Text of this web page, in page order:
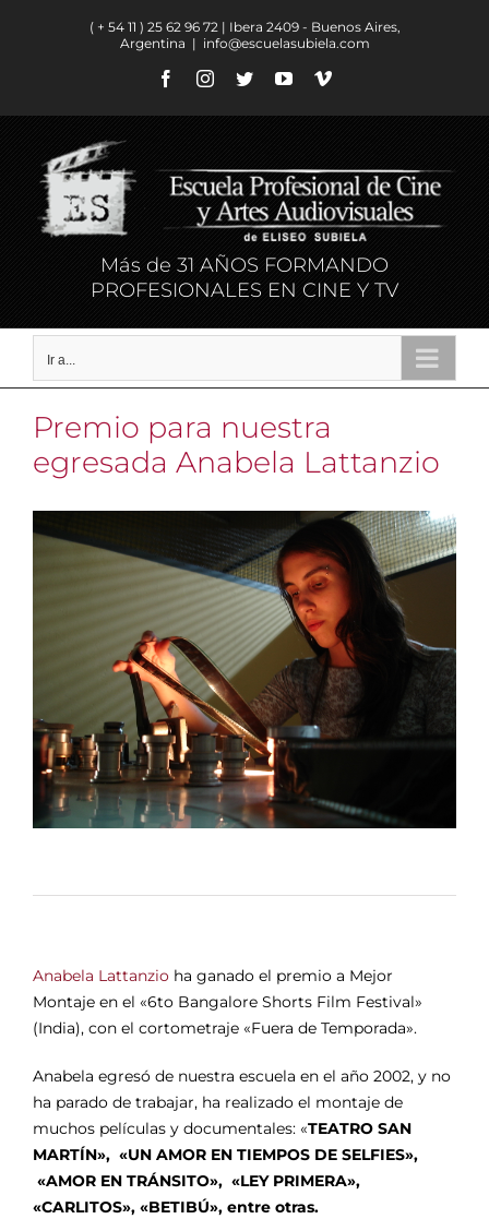
( + 54 11 ) ​25 62 96 72 | Ibera 2409 - Buenos Aires,
Argentina | info@escuelasubiela.com
FacebookInstagram
TwitterYouTubeVimeo
Más de 31 AÑOS FORMANDO
PROFESIONALES EN CINE Y TV
Ir a...
Premio para nuestra
egresada Anabela Lattanzio
Anabela Lattanzio ha ganado el premio a Mejor
Montaje en el «6to Bangalore Shorts Film Festival»
(India), con el cortometraje «Fuera de Temporada».
Anabela egresó de nuestra escuela en el año 2002, y no
ha parado de trabajar, ha realizado el montaje de
muchos películas y documentales: «TEATRO SAN
MARTÍN», «UN AMOR EN TIEMPOS DE SELFIES»,
«AMOR EN TRÁNSITO», «LEY PRIMERA»,
«CARLITOS», «BETIBÚ», entre otras.